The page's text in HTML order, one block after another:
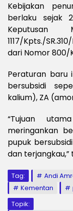
Kebijakan
berlaku sejak
Keputusan
1117/Kpts./
dari Nomor 800/
Peraturan baru
bersubsidi
kalium), ZA
“Tujuan
meringankan
pupuk
dan
Tag: Andi
Kementan
Topik: